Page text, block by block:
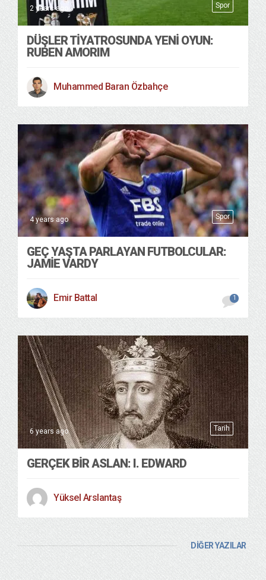
Spor
2 years ago
DÜŞLER TİYATROSUNDA YENİ OYUN:
RUBEN AMORIM
Muhammed Baran Özbahçe
Spor
4 years ago
GEÇ YAŞTA PARLAYAN FUTBOLCULAR:
JAMİE VARDY
Emir Battal 1
Tarih
6 years ago
GERÇEK BIR ASLAN: I. EDWARD
Yüksel Arslantaş
DİĞER YAZILAR